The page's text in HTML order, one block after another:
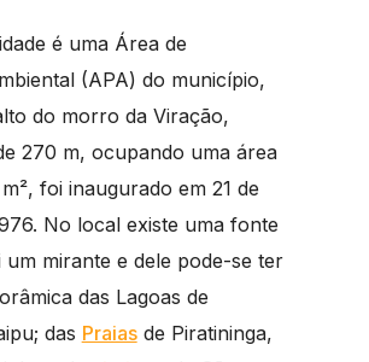
é uma Área de
(APA) do município,
do morro da Viração,
270 m, ocupando uma área
foi inaugurado em 21 de
No local existe uma fonte
um mirante e dele pode-se ter
das Lagoas de
das Praiasde Piratininga,